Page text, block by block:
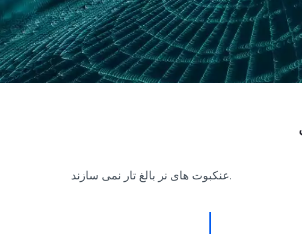
عنکبوت های نر بالغ تار نمی سازند.